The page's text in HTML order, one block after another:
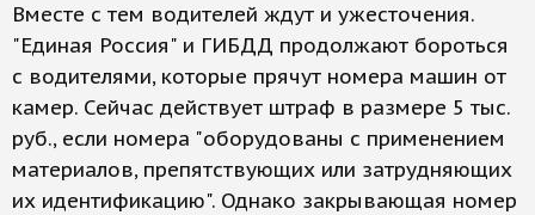
Вместе с тем водителей ждут и ужесточения.
"Единая Россия" и ГИБДД продолжают бороться
с водителями, которые прячут номера машин от
камер. Сейчас действует штраф в размере 5 тыс.
руб., если номера "оборудованы с применением
материалов, препятствующих или затрудняющих
их идентификацию". Однако закрывающая номер